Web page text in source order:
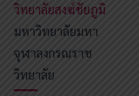
วิทยาลัยสงฆ์ชัยภูมิ
มหาวิทยาลัยมหา
จุฬาลงกรณราช
วิทยาลัย